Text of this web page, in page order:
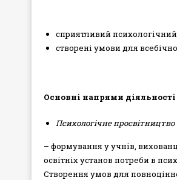
сприятливий
створені умови для
Основні напрями
Психологічне просвітництво
– формування у учнів,
освітніх установ потреби в
Створення умов для